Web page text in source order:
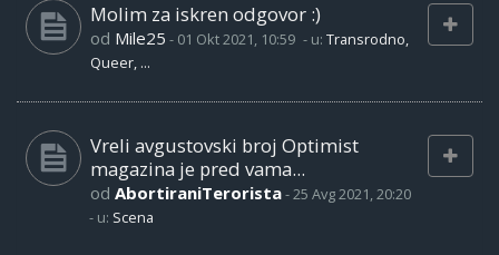
Molim za iskren odgovor :)
od Mile25 - 01 Okt 2021, 10:59 - u: Transrodno,
Queer, ...
Vreli avgustovski broj Optimist
magazina je pred vama...
od AbortiraniTerorista-25 Avg 2021, 20:20
- u: Scena